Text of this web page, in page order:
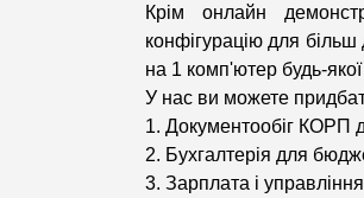
Крім онлайн
конфігурацію для
на 1 комп'ютер будь-
У нас ви можете
1. Документообіг КОРП
2. Бухгалтерія для
3. Зарплата і